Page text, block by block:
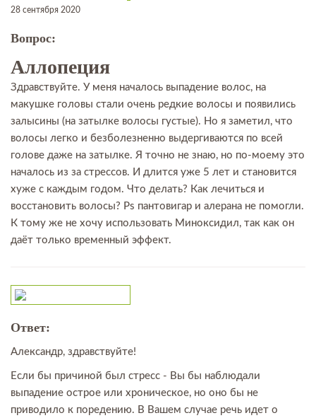
28 сентября 2020
Вопрос:
Аллопеция
Здравствуйте. У меня началось выпадение волос, на
макушке головы стали очень редкие волосы и появились
залысины (на затылке волосы густые). Но я заметил, что
волосы легко и безболезненно выдергиваются по всей
голове даже на затылке. Я точно не знаю, но по-моему это
началось из за стрессов. И длится уже 5 лет и становится
хуже с каждым годом. Что делать? Как лечиться и
восстановить волосы? Ps пантовигар и алерана не помогли.
К тому же не хочу использовать Миноксидил, так как он
даёт только временный эффект.
Ответ:
Александр, здравствуйте!
Если бы причиной был стресс - Вы бы наблюдали
выпадение острое или хроническое, но оно бы не
приводило к поредению. В Вашем случае речь идет о